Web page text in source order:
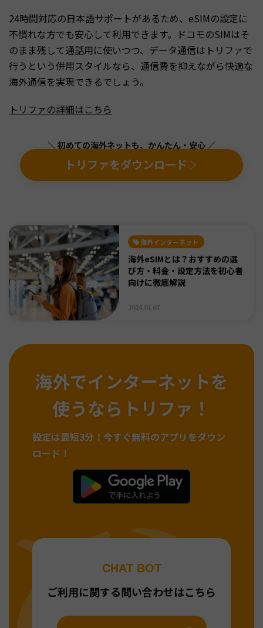
24時間対応の日本語サポートがあるため、eSIMの設定に
不慣れな方でも安心して利用できます。ドコモのSIMはそ
のまま残して通話用に使いつつ、データ通信はトリファで
行うという併用スタイルなら、通信費を抑えながら快適な
海外通信を実現できるでしょう。
トリファの詳細はこちら
＼ 初めての海外ネットも、かんたん・安心 ／
トリファをダウンロード
海外インターネット
海外eSIMとは？おすすめの選
び方・料金・設定方法を初心者
向けに徹底解説
海外でインターネットを
使うならトリファ！
設定は最短3分！ 今すぐ無料のアプリをダウン
ロード！
CHAT BOT
ご利用に関する問い合わせはこちら